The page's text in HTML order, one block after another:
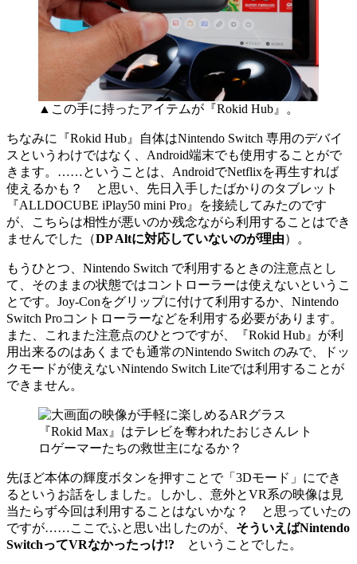
▲この手に持ったアイテムが『Rokid Hub』。
ちなみに『Rokid Hub』自体はNintendo Switch 専用のデバイ
スというわけではなく、Android端末でも使用することがで
きます。……ということは、AndroidでNetflixを再生すれば
使えるかも？ と思い、先日入手したばかりのタブレット
『ALLDOCUBE iPlay50 mini Pro』を接続してみたのです
が、こちらは相性が悪いのか残念ながら利用することはでき
ませんでした（DP Altに対応していないのが理由）。
もうひとつ、Nintendo Switch で利用するときの注意点とし
て、そのままの状態ではコントローラーは使えないというこ
とです。Joy-Conをグリップに付けて利用するか、Nintendo
Switch Proコントローラーなどを利用する必要があります。
また、これまた注意点のひとつですが、『Rokid Hub』が利
用出来るのはあくまでも通常のNintendo Switch のみで、ドッ
クモードが使えないNintendo Switch Liteでは利用することが
できません。
先ほど本体の輝度ボタンを押すことで「3Dモード」にでき
るというお話をしました。しかし、意外とVR系の映像は見
当たらず今回は利用することはないかな？ と思っていたの
ですが……ここでふと思い出したのが、 そういえばNintendo
SwitchってVRなかったっけ!? ということでした。